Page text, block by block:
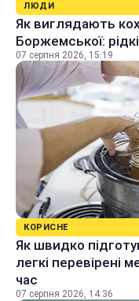
ЛЮДИ
Як виглядають
Боржемської:
07 серпня 2026, 15:19
КОРИСНЕ
Як швидко
легкі перевірені
час
07 серпня 2026, 14:36